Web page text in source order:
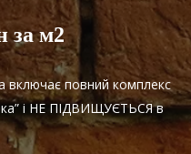
за м2
включає повний комплекс
і НЕ ПІДВИЩУЄТЬСЯ в